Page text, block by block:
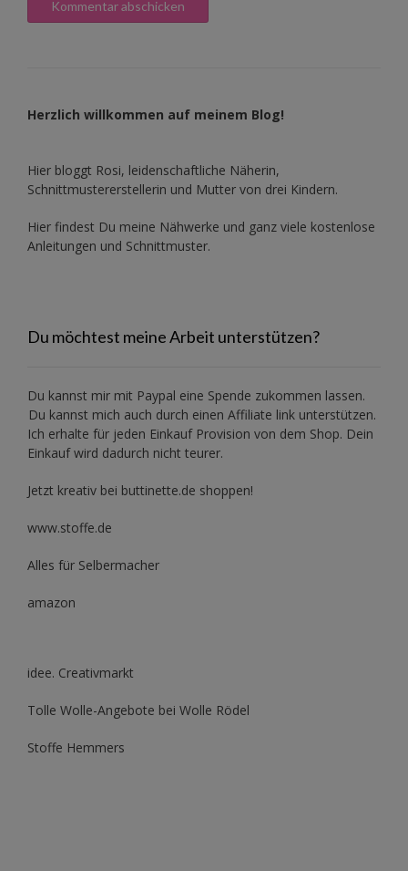
Herzlich willkommen auf meinem Blog!
Hier bloggt Rosi, leidenschaftliche Näherin,
Schnittmustererstellerin und Mutter von drei Kindern.
Hier findest Du meine Nähwerke und ganz viele kostenlose
Anleitungen und Schnittmuster.
Du möchtest meine Arbeit unterstützen?
Du kannst mir mit Paypal eine Spende zukommen lassen.
Du kannst mich auch durch einen Affiliate link unterstützen.
Ich erhalte für jeden Einkauf Provision von dem Shop. Dein
Einkauf wird dadurch nicht teurer.
Jetzt kreativ bei buttinette.de shoppen!
www.stoffe.de
Alles für Selbermacher
amazon
idee. Creativmarkt
Tolle Wolle-Angebote bei Wolle Rödel
Stoffe Hemmers